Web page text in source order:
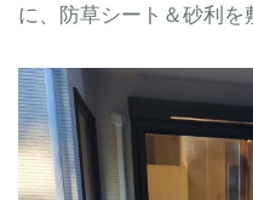
に、防草シート＆砂利を